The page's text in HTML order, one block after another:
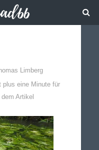
Limberg
plus eine Minute für
Artikel